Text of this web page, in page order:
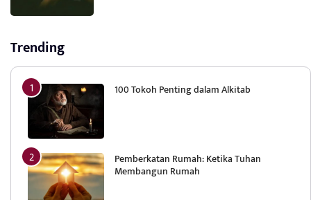
Trending
100 Tokoh Penting dalam Alkitab
Pemberkatan Rumah: Ketika Tuhan
Membangun Rumah